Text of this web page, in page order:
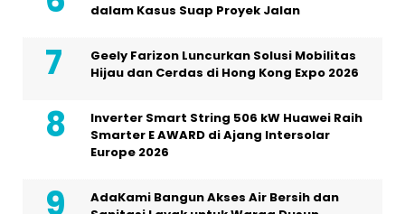
dalam Kasus Suap Proyek Jalan
Geely Farizon Luncurkan Solusi Mobilitas
Hijau dan Cerdas di Hong Kong Expo 2026
Inverter Smart String 506 kW Huawei Raih
Smarter E AWARD di Ajang Intersolar
Europe 2026
AdaKami Bangun Akses Air Bersih dan